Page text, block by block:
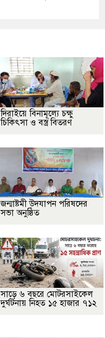
দিরাইয়ে বিনামূল্যে চক্ষু
চিকিৎসা ও বস্ত্র বিতরণ
জন্মাষ্টমী উদযাপন পরিষদের
সভা অনুষ্ঠিত
সাড়ে ৬ বছরে মোটরসাইকেল
দুর্ঘটনায় নিহত ১৫ হাজার ৭১২